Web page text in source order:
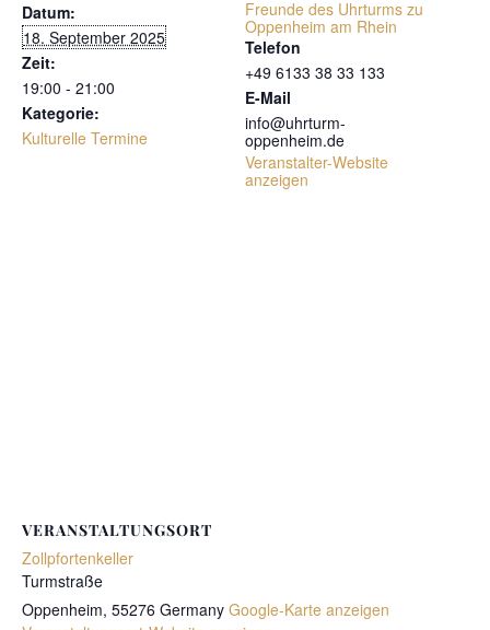
Datum:
18. September 2025
Zeit:
19:00 - 21:00
Kategorie:
Kulturelle Termine
Freunde des Uhrturms zu
Oppenheim am Rhein
Telefon
+49 6133 38 33 133
E-Mail
info@uhrturm-
oppenheim.de
Veranstalter-Website
anzeigen
VERANSTALTUNGSORT
Zollpfortenkeller
Turmstraße
Oppenheim, 55276 Germany Google-Karte anzeigen